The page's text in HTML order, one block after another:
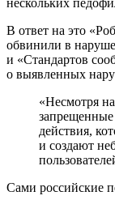
нескольких
В ответ на это
обвинили в
и «Стандартов
о выявленных
«Несмотря
действия,
и создают
Сами российские